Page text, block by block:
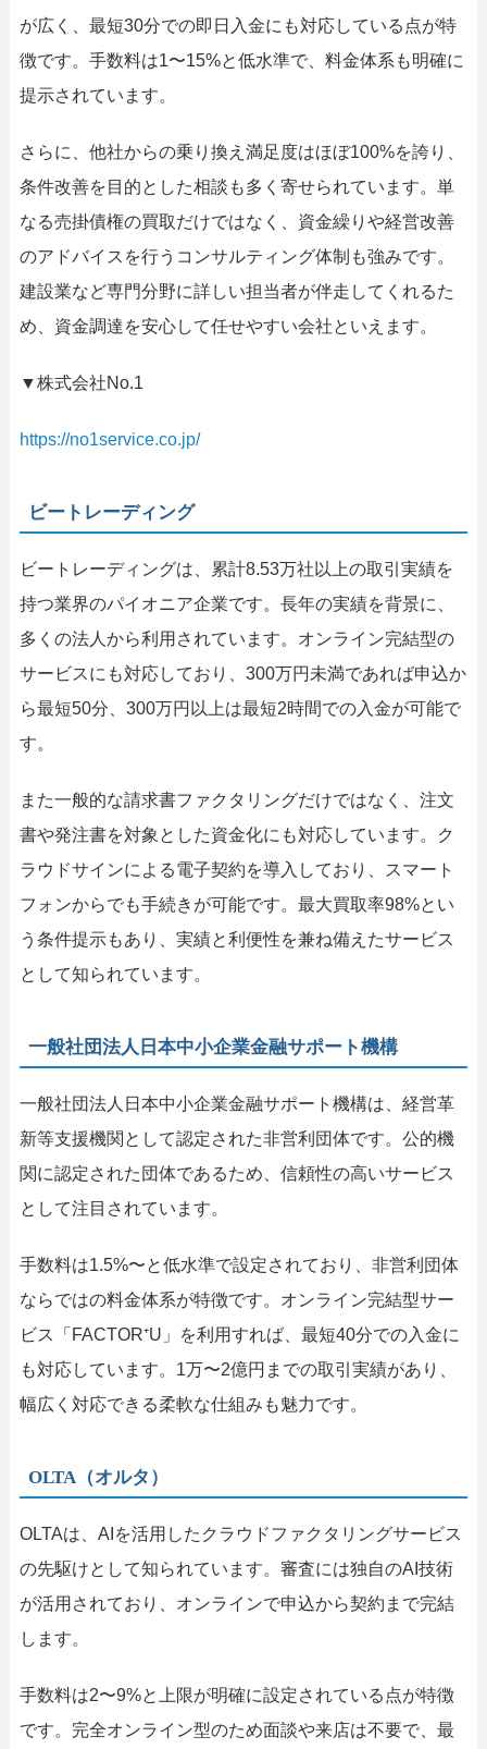
が広く、最短30分での即日入金にも対応している点が特
徴です。手数料は1〜15%と低水準で、料金体系も明確に
提示されています。
さらに、他社からの乗り換え満足度はほぼ100%を誇り、
条件改善を目的とした相談も多く寄せられています。単
なる売掛債権の買取だけではなく、資金繰りや経営改善
のアドバイスを行うコンサルティング体制も強みです。
建設業など専門分野に詳しい担当者が伴走してくれるた
め、資金調達を安心して任せやすい会社といえます。
▼株式会社No.1
https://no1service.co.jp/
ビートレーディング
ビートレーディングは、累計8.53万社以上の取引実績を
持つ業界のパイオニア企業です。長年の実績を背景に、
多くの法人から利用されています。オンライン完結型の
サービスにも対応しており、300万円未満であれば申込か
ら最短50分、300万円以上は最短2時間での入金が可能で
す。
また一般的な請求書ファクタリングだけではなく、注文
書や発注書を対象とした資金化にも対応しています。ク
ラウドサインによる電子契約を導入しており、スマート
フォンからでも手続きが可能です。最大買取率98%とい
う条件提示もあり、実績と利便性を兼ね備えたサービス
として知られています。
一般社団法人日本中小企業金融サポート機構
一般社団法人日本中小企業金融サポート機構は、経営革
新等支援機関として認定された非営利団体です。公的機
関に認定された団体であるため、信頼性の高いサービス
として注目されています。
手数料は1.5%〜と低水準で設定されており、非営利団体
ならではの料金体系が特徴です。オンライン完結型サー
ビス「FACTOR⁺U」を利用すれば、最短40分での入金に
も対応しています。1万〜2億円までの取引実績があり、
幅広く対応できる柔軟な仕組みも魅力です。
OLTA（オルタ）
OLTAは、AIを活用したクラウドファクタリングサービス
の先駆けとして知られています。審査には独自のAI技術
が活用されており、オンラインで申込から契約まで完結
します。
手数料は2〜9%と上限が明確に設定されている点が特徴
です。完全オンライン型のため面談や来店は不要で、最